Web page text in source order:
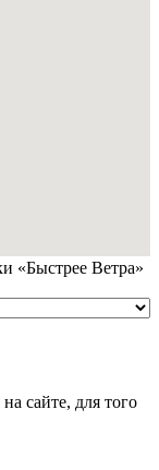
«Быстрее Ветра»
сайте, для того